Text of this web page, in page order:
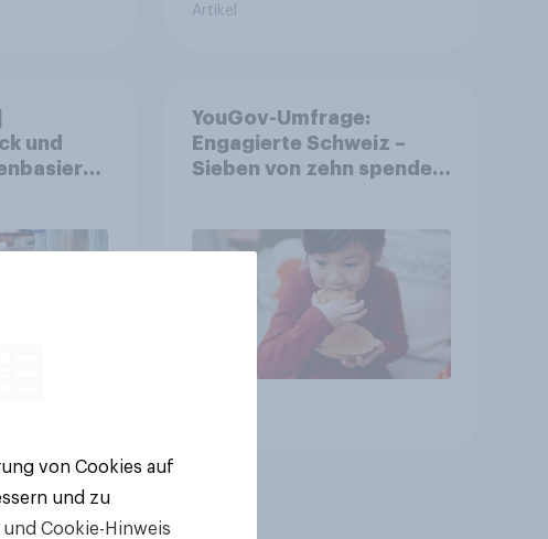
Artikel
und
YouGov-Umfrage:
Engagierte Schweiz –
Sieben von zehn spenden,
von Cookies auf
und zu
Cookie-Hinweis